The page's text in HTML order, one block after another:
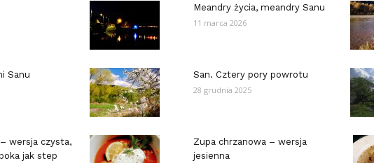
Meandry życia, meandry Sanu
11 marca 2026
Sanu
San. Cztery pory powrotu
28 grudnia 2025
wersja czysta,
jak step
Zupa chrzanowa – wersja
jesienna